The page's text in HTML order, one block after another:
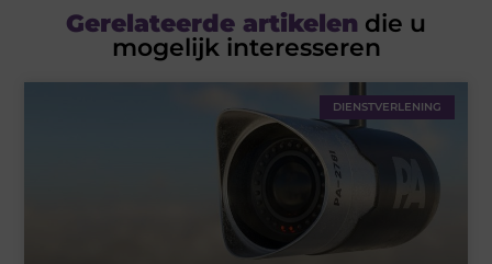
Gerelateerde artikelen die u
mogelijk interesseren
DIENSTVERLENING